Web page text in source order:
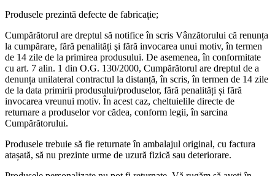
Produsele prezintă defecte de fabricație;
Cumpărătorul are dreptul să notifice în scris Vânzătorului că renunța
la cumpărare, fără penalități şi fără invocarea unui motiv, în termen
de 14 zile de la primirea produsului. De asemenea, în conformitate
cu art. 7 alin. 1 din O.G. 130/2000, Cumpărătorul are dreptul de a
denunța unilateral contractul la distanță, în scris, în termen de 14 zile
de la data primirii produsului/produselor, fără penalități și fără
invocarea vreunui motiv. În acest caz, cheltuielile directe de
returnare a produselor vor cădea, conform legii, în sarcina
Cumpărătorului.
Produsele trebuie să fie returnate în ambalajul original, cu factura
atașată, să nu prezinte urme de uzură fizică sau deteriorare.